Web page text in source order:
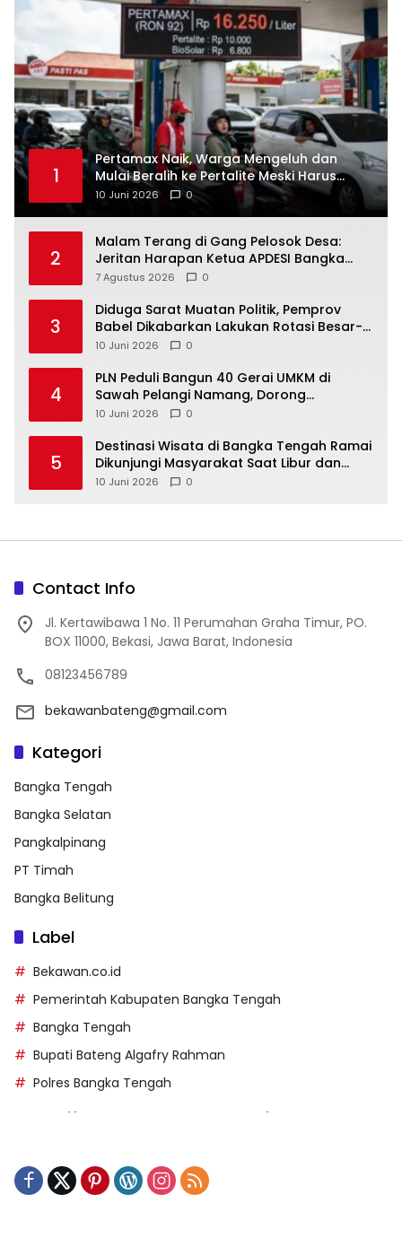
1
‎Pertamax Naik, Warga Mengeluh dan
Mulai Beralih ke Pertalite Meski Harus
10 Juni 2026 0
2
Malam Terang di Gang Pelosok Desa:
Jeritan Harapan Ketua APDESI Bangka
Tengah untuk PLN Babel
7 Agustus 2026 0
3
‎Diduga Sarat Muatan Politik, Pemprov
Babel Dikabarkan Lakukan Rotasi Besar-
10 Juni 2026 0
4
‎PLN Peduli Bangun 40 Gerai UMKM di
Sawah Pelangi Namang, Dorong
10 Juni 2026 0
5
‎Destinasi Wisata di Bangka Tengah Ramai
Dikunjungi Masyarakat Saat Libur dan
Akhir Pekan
10 Juni 2026 0
Contact Info
Jl. Kertawibawa 1 No. 11 Perumahan Graha Timur, PO.
BOX 11000, Bekasi, Jawa Barat, Indonesia
08123456789
bekawanbateng@gmail.com
Kategori
Bangka Tengah
Bangka Selatan
Pangkalpinang
PT Timah
Bangka Belitung
Label
Bekawan.co.id
Pemerintah Kabupaten Bangka Tengah
Bangka Tengah
Bupati Bateng Algafry Rahman
Polres Bangka Tengah
https://kecsitim.sitarokab.go.id/